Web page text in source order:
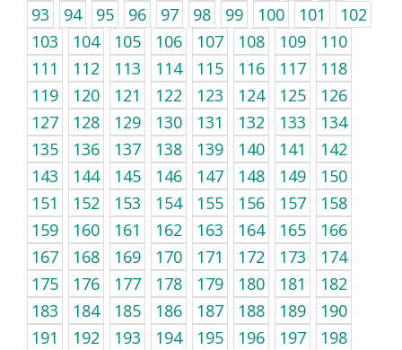
93
94 95 96 97 98 99 100 101
102
103
104 105 106 107 108 109
110
111
112 113 114 115 116 117
118
119
120 121 122 123 124 125
126
127
128 129 130 131 132 133
134
135
136 137 138 139 140 141
142
143
144 145 146 147 148 149
150
151
152 153 154 155 156 157
158
159
160 161 162 163 164 165
166
167
168 169 170 171 172 173
174
175
176 177 178 179 180 181
182
183
184 185 186 187 188 189
190
191
192 193 194 195 196 197
198